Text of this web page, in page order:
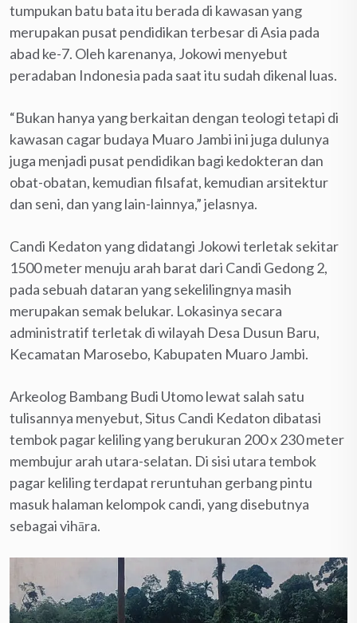
tumpukan batu bata itu berada di kawasan yang
merupakan pusat pendidikan terbesar di Asia pada
abad ke-7. Oleh karenanya, Jokowi menyebut
peradaban Indonesia pada saat itu sudah dikenal luas.
“Bukan hanya yang berkaitan dengan teologi tetapi di
kawasan cagar budaya Muaro Jambi ini juga dulunya
juga menjadi pusat pendidikan bagi kedokteran dan
obat-obatan, kemudian filsafat, kemudian arsitektur
dan seni, dan yang lain-lainnya,” jelasnya.
Candi Kedaton yang didatangi Jokowi terletak sekitar
1500 meter menuju arah barat dari Candi Gedong 2,
pada sebuah dataran yang sekelilingnya masih
merupakan semak belukar. Lokasinya secara
administratif terletak di wilayah Desa Dusun Baru,
Kecamatan Marosebo, Kabupaten Muaro Jambi.
Arkeolog Bambang Budi Utomo lewat salah satu
tulisannya menyebut, Situs Candi Kedaton dibatasi
tembok pagar keliling yang berukuran 200 x 230 meter
membujur arah utara-selatan. Di sisi utara tembok
pagar keliling terdapat reruntuhan gerbang pintu
masuk halaman kelompok candi, yang disebutnya
sebagai vihāra.